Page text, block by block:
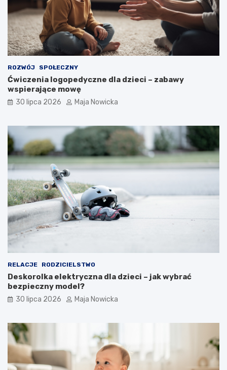
ROZWÓJ SPOŁECZNY
Ćwiczenia logopedyczne dla dzieci – zabawy
wspierające mowę
30 lipca 2026 Maja Nowicka
RELACJE RODZICIELSTWO
Deskorolka elektryczna dla dzieci – jak wybrać
bezpieczny model?
30 lipca 2026 Maja Nowicka